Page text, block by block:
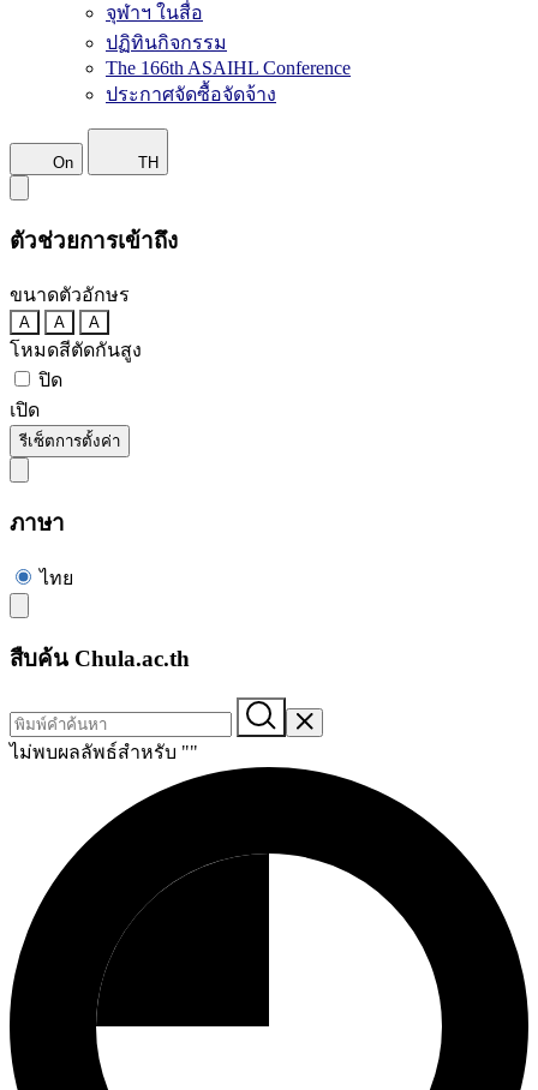
จุฬาฯ ในสื่อ
ปฏิทินกิจกรรม
The 166th ASAIHL Conference
ประกาศจัดซื้อจัดจ้าง
On TH
ตัวช่วยการเข้าถึง
ขนาดตัวอักษร
A A A
โหมดสีตัดกันสูง
ปิด
เปิด
รีเซ็ตการตั้งค่า
ภาษา
ไทย
สืบค้น Chula.ac.th
ไม่พบผลลัพธ์สำหรับ ""